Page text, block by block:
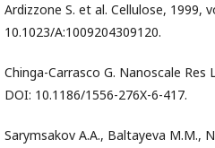
Ardizzone S. et al. Cellulose, 1999,
10.1023/A:1009204309120.
Chinga-Carrasco G. Nanoscale Res
DOI: 10.1186/1556-276X-6-417.
Sarymsakov A.A., Baltayeva M.M.,